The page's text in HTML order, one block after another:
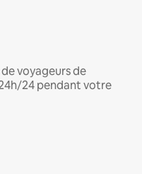
voyageurs de
24 pendant votre